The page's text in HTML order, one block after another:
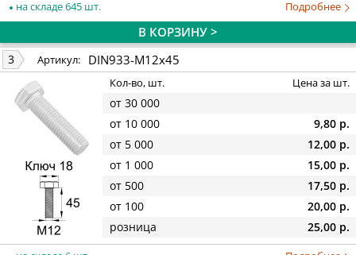
на складе 645 шт. Подробнее
В КОРЗИНУ >
3 Артикул: DIN933-M12x45
Кол-во, шт. Цена за шт.
от 30 000
от 10 000
9,80 р.
от 5 000
12,00 р.
от 1 000
15,00 р.
от 500
17,50 р.
от 100
20,00 р.
розница
25,00 р.